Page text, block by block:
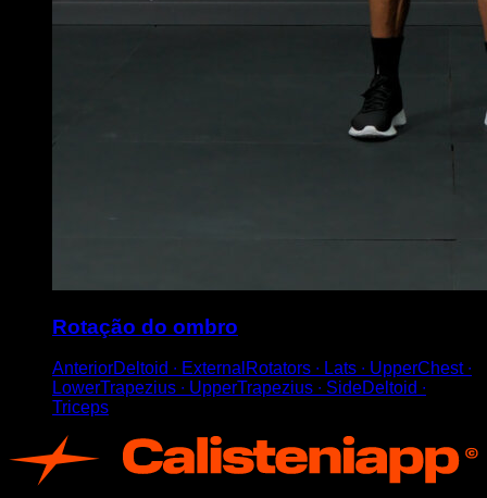
Rotação do ombro
AnteriorDeltoid ∙ ExternalRotators ∙ Lats ∙ UpperChest ∙
LowerTrapezius ∙ UpperTrapezius ∙ SideDeltoid ∙
Triceps